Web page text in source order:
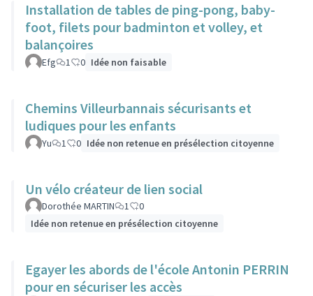
Installation de tables de ping-pong, baby-
foot, filets pour badminton et volley, et
balançoires
Efg 1 0 Idée non faisable
Chemins Villeurbannais sécurisants et
ludiques pour les enfants
Yu 1 0 Idée non retenue en présélection citoyenne
Un vélo créateur de lien social
Dorothée MARTIN 1
0
Idée non retenue en présélection citoyenne
Egayer les abords de l'école Antonin PERRIN
pour en sécuriser les accès